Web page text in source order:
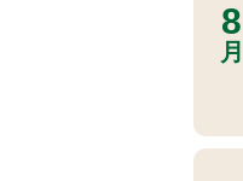
8
月